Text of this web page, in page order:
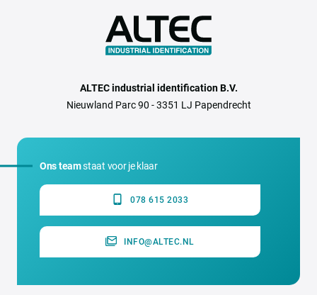
ALTEC industrial identification B.V.
Nieuwland Parc 90 - 3351 LJ Papendrecht
Ons teamstaat voor je klaar
078 615 2033
INFO@ALTEC.NL